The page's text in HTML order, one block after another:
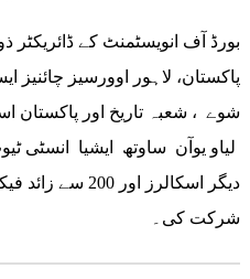
بورڈ آف انویسٹمنٹ کے
پاکستان، لاہور اوورسیز
شوے ، شعبہ تاریخ اور پاکستان
لیاو یوآن ساوتھ ایشیا انسٹی
دیگر اسکالرز
شرکت کی۔